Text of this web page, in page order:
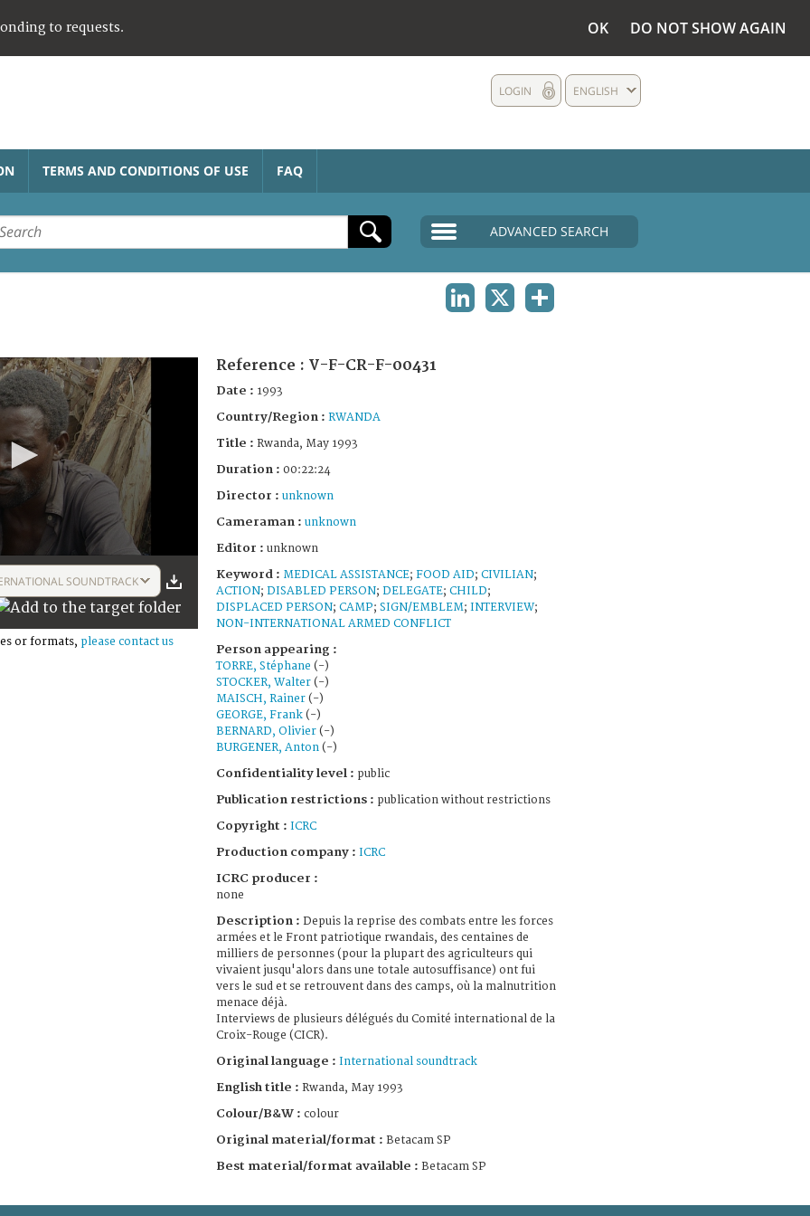
to requests. OK DO NOT SHOW AGAIN
ENGLISH
LOGIN
TERMS AND CONDITIONS OF USE FAQ
ADVANCED SEARCH
SOUNDTRACK
or formats, please contact us
Reference : V-F-CR-F-00431
Date : 1993
Country/Region : RWANDA
Title : Rwanda, May 1993
Duration : 00:22:24
Director : unknown
Cameraman : unknown
Editor : unknown
Keyword : MEDICAL ASSISTANCE; FOOD AID; CIVILIAN;
ACTION; DISABLED PERSON; DELEGATE; CHILD;
DISPLACED PERSON; CAMP; SIGN/EMBLEM; INTERVIEW;
NON-INTERNATIONAL ARMED CONFLICT
Person appearing :
TORRE, Stéphane (-)
STOCKER, Walter (-)
MAISCH, Rainer (-)
GEORGE, Frank (-)
BERNARD, Olivier (-)
BURGENER, Anton (-)
Confidentiality level : public
Publication restrictions : publication without restrictions
Copyright : ICRC
Production company : ICRC
ICRC producer :
none
Description : Depuis la reprise des combats entre les forces
armées et le Front patriotique rwandais, des centaines de
milliers de personnes (pour la plupart des agriculteurs qui
vivaient jusqu'alors dans une totale autosuffisance) ont fui
vers le sud et se retrouvent dans des camps, où la malnutrition
menace déjà.
Interviews de plusieurs délégués du Comité international de la
Croix-Rouge (CICR).
Original language : International soundtrack
English title : Rwanda, May 1993
Colour/B&W : colour
Original material/format : Betacam SP
Best material/format available : Betacam SP